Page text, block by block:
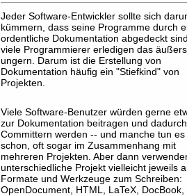
Jeder Software-Entwickler sollte sich
kümmern, dass seine Programme durch
ordentliche Dokumentation abgedeckt
viele Programmierer erledigen das
ungern. Darum ist die Erstellung von
Dokumentation häufig ein "Stiefkind" von
Projekten.
Viele Software-Benutzer würden gerne
zur Dokumentation beitragen und
Committern werden -- und manche tun es
schon, oft sogar im Zusammenhang mit
mehreren Projekten. Aber dann
unterschiedliche Projekt vielleicht jeweils
Formate und Werkzeuge zum Schreiben:
OpenDocument, HTML, LaTeX, DocBook,